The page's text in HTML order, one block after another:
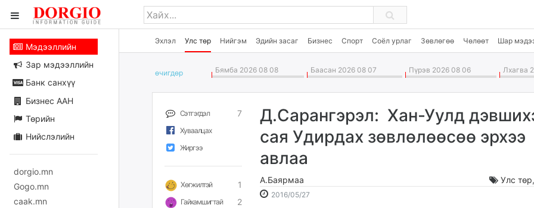
Эхлэл Улс төр Нийгэм Эдийн засаг Бизнес Спорт Соёл урлаг Зөвлөгөө Чөлөөт Шар
Мэдээллийн
Зар мэдээллийн
Банк санхүү
Бизнес ААН
Төрийн
Нийслэлийн
dorgio.mn
Gogo.mn
caak.mn
өчигдѳр Бямба 2026 08 08 Баасан 2026 08 07 Пүрэв 2026 08 06 Лхагва
Сэтгэгдэл 7
Хуваалцах
Жиргээ
Хөгжилтэй 1
Гайхамшигтай 2
Д.Сарангэрэл: Хан-Уулд
сая Удирдах зөвлөлөөсөө эрхээ
авлаа
А.Баярмаа Улс төр,
2016/05/27